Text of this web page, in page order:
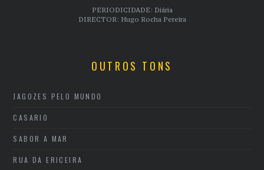
PERIODICIDADE: Diária
DIRECTOR: Hugo Rocha Pereira
OUTROS TONS
JAGOZES PELO MUNDO
CASARIO
SABOR A MAR
RUA DA ERICEIRA